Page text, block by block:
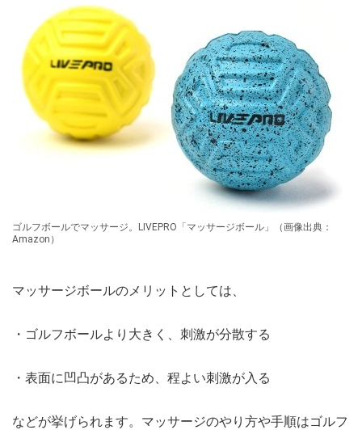
ゴルフボールでマッサージ。LIVEPRO「マッサージボール」（画像出典：
Amazon）
マッサージボールのメリットとしては、
・ゴルフボールより大きく、刺激が分散する
・表面に凹凸があるため、程よい刺激が入る
などが挙げられます。マッサージのやり方や手順はゴルフ